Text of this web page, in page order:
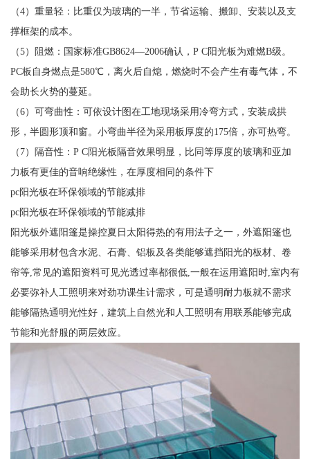
（4）重量轻：比重仅为玻璃的一半，节省运输、搬卸、安装以及支
撑框架的成本。
（5）阻燃：国家标准GB8624—2006确认，P C阳光板为难燃B级。
PC板自身燃点是580℃，离火后自熄，燃烧时不会产生有毒气体，不
会助长火势的蔓延。
（6）可弯曲性：可依设计图在工地现场采用冷弯方式，安装成拱
形，半圆形顶和窗。小弯曲半径为采用板厚度的175倍，亦可热弯。
（7）隔音性：P C阳光板隔音效果明显，比同等厚度的玻璃和亚加
力板有更佳的音响绝缘性，在厚度相同的条件下
pc阳光板在环保领域的节能减排
pc阳光板在环保领域的节能减排
阳光板外遮阳篷是操控夏日太阳得热的有用法子之一，外遮阳篷也
能够采用材包含水泥、石膏、铝板及各类能够遮挡阳光的板材、卷
帘等,常见的遮阳资料可见光透过率都很低,一般在运用遮阳时,室内有
必要弥补人工照明来对劲功课生计需求，可是通明耐力板就不需求
能够隔热通明光性好，建筑上自然光和人工照明有用联系能够完成
节能和光舒服的两层效应。